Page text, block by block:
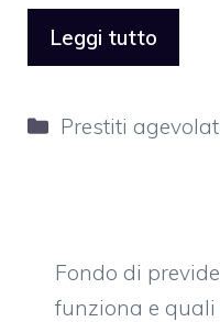
Leggi tutto
Categorie
Prestiti
Fondo di
funziona e